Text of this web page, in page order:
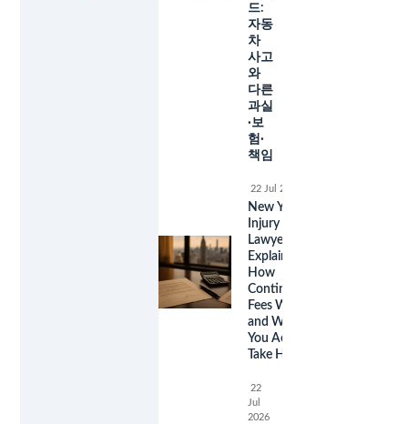
드:
자동
차
사고
와
다른
과실
·보
험·
책임
22 Jul 2026
New York
Injury
Lawyer Fees
Explained:
How
Contingency
Fees Work
and What
You Actually
Take Home
22
Jul
2026